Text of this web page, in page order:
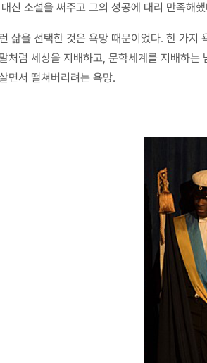
신 소설을 써주고 그의 성공에 대리 만족해
삶을 선택한 것은 욕망 때문이었다. 한 가지
처럼 세상을 지배하고, 문학세계를 지배하는
면서 떨쳐버리려는 욕망.